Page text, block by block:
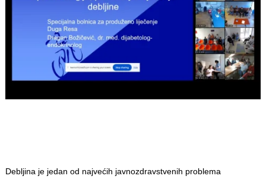
Debljina je jedan od najvećih javnozdravstvenih problema